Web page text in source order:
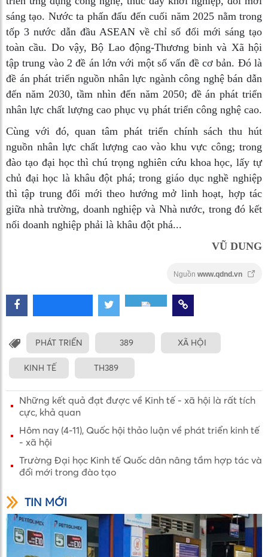
sáng tạo. Nước ta phấn đấu đến cuối năm 2025 nằm trong
tốp 3 nước dẫn đầu ASEAN về chỉ số đổi mới sáng tạo
toàn cầu. Do vậy, Bộ Lao động-Thương binh và Xã hội
tập trung vào 2 đề án lớn với một số vấn đề cơ bản. Đó là
đề án phát triển nguồn nhân lực ngành công nghệ bán dẫn
đến năm 2030, tầm nhìn đến năm 2050; đề án phát triển
nhân lực chất lượng cao phục vụ phát triển công nghệ cao.
Cùng với đó, quan tâm phát triển chính sách thu hút
nguồn nhân lực chất lượng cao vào khu vực công; trong
đào tạo đại học thì chú trọng nghiên cứu khoa học, lấy tự
chủ đại học là khâu đột phá; trong giáo dục nghề nghiệp
thì tập trung đổi mới theo hướng mở linh hoạt, hợp tác
giữa nhà trường, doanh nghiệp và Nhà nước, trong đó kết
nối doanh nghiệp phải là khâu đột phá...
VŨ DUNG
Nguồn www.qdnd.vn
PHÁT TRIỂN 389 XÃ HỘI
KINH TẾ TH389
Những kết quả đạt được về Kinh tế - xã hội là rất tích
cực, khả quan
Hôm nay (4-11), Quốc hội thảo luận về phát triển kinh tế
- xã hội
Trường Đại học Kinh tế Quốc dân nâng tầm hợp tác và
đổi mới trong đào tạo
TIN MỚI